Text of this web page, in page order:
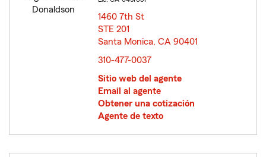
1460 7th St
STE 201
Santa Monica, CA 90401
310-477-0037
Sitio web del agente
Email al agente
Obtener una cotización
Agente de texto